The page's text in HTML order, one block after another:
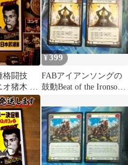
格闘技
オ猪木 vs
額付き
¥399
FABアイアンソングの
鼓動Beat of the Ironsong